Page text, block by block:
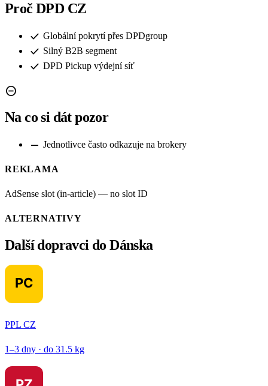
Proč DPD CZ
check Globální pokrytí přes DPDgroup
check Silný B2B segment
check DPD Pickup výdejní síť
remove_circle
Na co si dát pozor
remove Jednotlivce často odkazuje na brokery
REKLAMA
AdSense slot (in-article) — no slot ID
ALTERNATIVY
Další dopravci do Dánska
PPL CZ
1–3 dny · do 31.5 kg